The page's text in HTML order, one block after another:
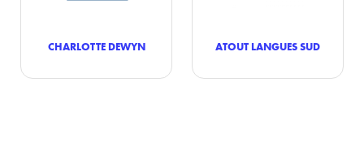
CHARLOTTE DEWYN ATOUT LANGUES SUD